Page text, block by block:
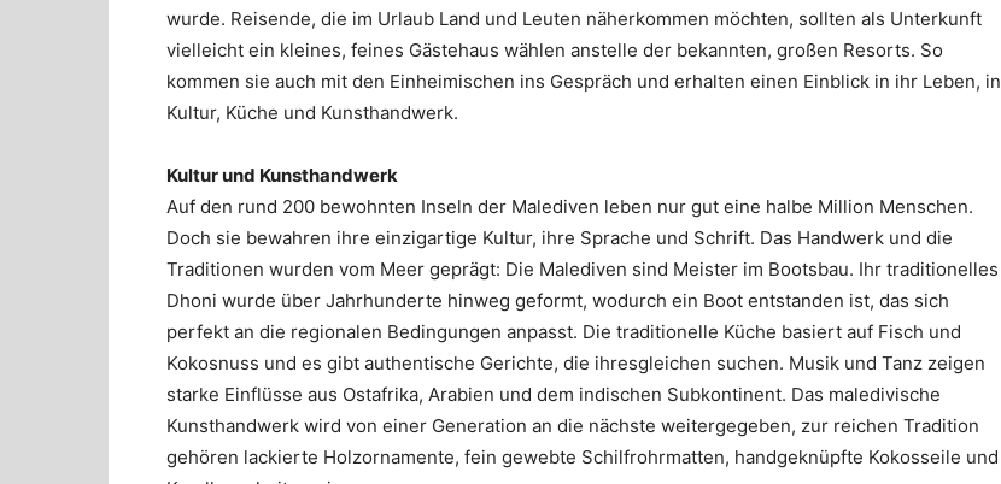
wurde. Reisende, die im Urlaub Land und Leuten näherkommen möchten, sollten als Unterkunft
vielleicht ein kleines, feines Gästehaus wählen anstelle der bekannten, großen Resorts. So
kommen sie auch mit den Einheimischen ins Gespräch und erhalten einen Einblick in ihr Leben, in
Kultur, Küche und Kunsthandwerk.
Kultur und Kunsthandwerk
Auf den rund 200 bewohnten Inseln der Malediven leben nur gut eine halbe Million Menschen.
Doch sie bewahren ihre einzigartige Kultur, ihre Sprache und Schrift. Das Handwerk und die
Traditionen wurden vom Meer geprägt: Die Malediven sind Meister im Bootsbau. Ihr traditionelles
Dhoni wurde über Jahrhunderte hinweg geformt, wodurch ein Boot entstanden ist, das sich
perfekt an die regionalen Bedingungen anpasst. Die traditionelle Küche basiert auf Fisch und
Kokosnuss und es gibt authentische Gerichte, die ihresgleichen suchen. Musik und Tanz zeigen
starke Einflüsse aus Ostafrika, Arabien und dem indischen Subkontinent. Das maledivische
Kunsthandwerk wird von einer Generation an die nächste weitergegeben, zur reichen Tradition
gehören lackierte Holzornamente, fein gewebte Schilfrohrmatten, handgeknüpfte Kokosseile und